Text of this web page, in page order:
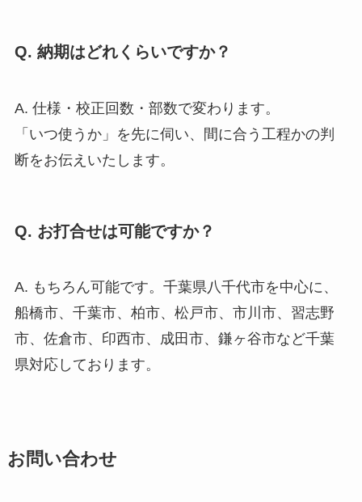
Q. 納期はどれくらいですか？
A. 仕様・校正回数・部数で変わります。
「いつ使うか」を先に伺い、間に合う工程かの判
断をお伝えいたします。
Q. お打合せは可能ですか？
A. もちろん可能です。千葉県八千代市を中心に、
船橋市、千葉市、柏市、松戸市、市川市、習志野
市、佐倉市、印西市、成田市、鎌ヶ谷市など千葉
県対応しております。
お問い合わせ